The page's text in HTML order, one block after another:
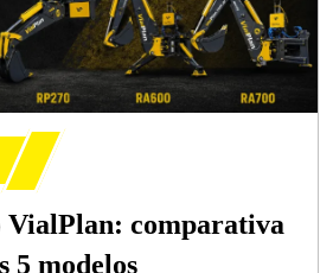
VialPlan: comparativa
5 modelos